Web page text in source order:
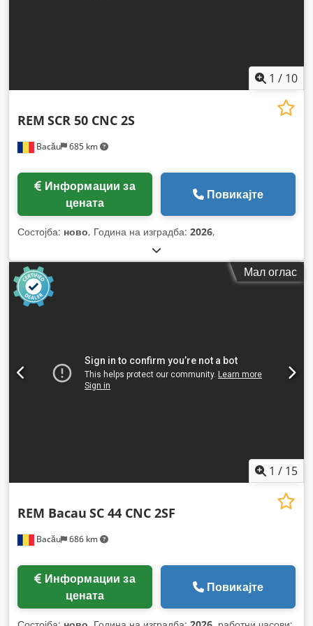
1 / 10
Bacău 685 km
REM SCR 50 CNC 2S
цената
Повикајте
Состојба: ново, Година на изградба: 2026,
Мал оглас
1 / 15
Bacău 686 km
REM Bacau SC 44 CNC 2SF
цената
Повикајте